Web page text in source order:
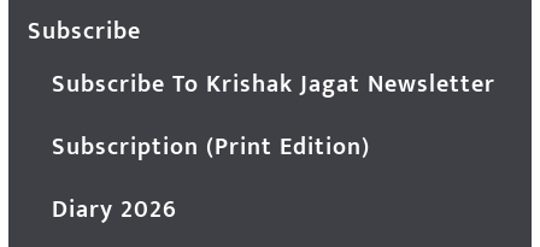
Subscribe
Subscribe To Krishak Jagat Newsletter
Subscription (Print Edition)
Diary 2026